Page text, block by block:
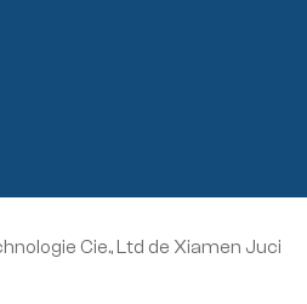
Cie., Ltd de Xiamen Juci